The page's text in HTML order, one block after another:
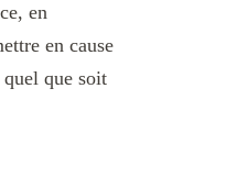
en
en cause
que soit